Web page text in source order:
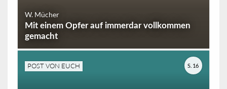
W. Mücher
Mit einem Opfer auf immerdar vollkommen
gemacht
POST VON EUCH S. 16